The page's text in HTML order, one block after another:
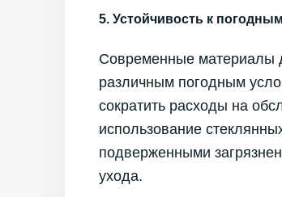
5. Устойчивость к
Современные материалы
различным погодным
сократить расходы на
использование
подверженными
ухода.